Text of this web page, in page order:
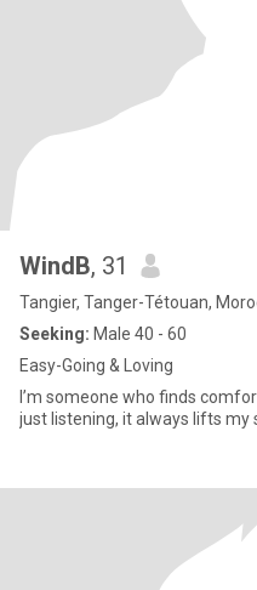
WindB, 31
Tangier, Tanger-Tétouan,
Seeking: Male 40 - 60
Easy-Going & Loving
I’m someone who finds
just listening, it always lifts my